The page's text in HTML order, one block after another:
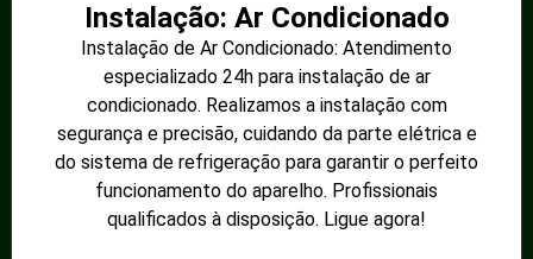
Instalação: Ar Condicionado
Instalação de Ar Condicionado: Atendimento
especializado 24h para instalação de ar
condicionado. Realizamos a instalação com
segurança e precisão, cuidando da parte elétrica e
do sistema de refrigeração para garantir o perfeito
funcionamento do aparelho. Profissionais
qualificados à disposição. Ligue agora!